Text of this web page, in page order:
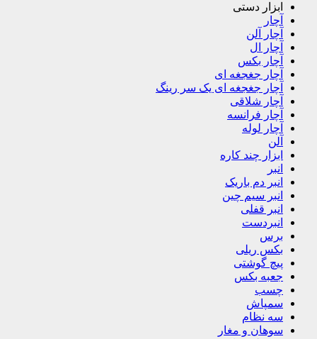
ابزار دستی
آچار
آچار آلن
آچار ال
آچار بکس
آچار جغجغه ای
آچار جغجغه ای یک سر رینگ
آچار شلاقی
آچار فرانسه
آچار لوله
آلن
ابزار چند کاره
انبر
انبر دم باریک
انبر سیم چین
انبر قفلی
انبردست
برس
بکس ریلی
پیچ گوشتی
جعبه بکس
چسب
سمپاش
سه نظام
سوهان و مغار